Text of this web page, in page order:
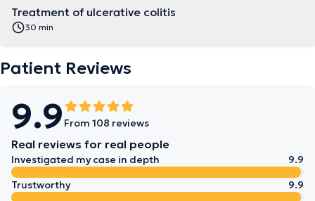
Treatment of ulcerative colitis
30 min
Patient Reviews
9.9 From 108 reviews
Real reviews for real people
Investigated my case in depth
9.9
Trustworthy
9.9